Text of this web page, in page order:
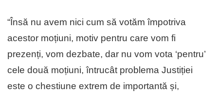
“Însă nu avem nici cum să votăm împotriva
acestor moțiuni, motiv pentru care vom fi
prezenți, vom dezbate, dar nu vom vota ‘pentru’
cele două moțiuni, întrucât problema Justiției
este o chestiune extrem de importantă și,